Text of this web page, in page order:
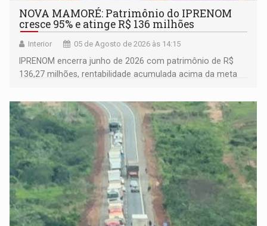
NOVA MAMORÉ: Patrimônio do IPRENOM
cresce 95% e atinge R$ 136 milhões
Interior 05 de Agosto de 2026 às 14:15
IPRENOM encerra junho de 2026 com patrimônio de R$
136,27 milhões, rentabilidade acumulada acima da meta